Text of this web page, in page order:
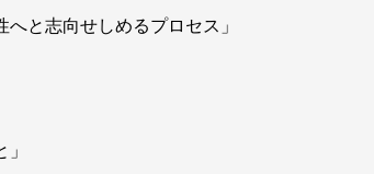
と志向せしめるプロセス」